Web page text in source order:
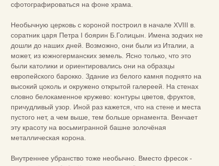
сфотографироваться на фоне храма.
Необычную церковь с короной построил в начале XVIII в.
соратник царя Петра I боярин Б.Голицын. Имена зодчих не
дошли до наших дней. Возможно, они были из Италии, а
может, из южногерманских земель. Ясно только, что это
были католики и ориентировались они на образцы
европейского барокко. Здание из белого камня поднято на
высокий цоколь и окружено открытой галереей. На стенах
словно белокаменное кружево: контуры цветов, фруктов,
причудливый узор. Иной раз кажется, что на стене и места
пустого нет, а чем выше, тем больше орнамента. Венчает
эту красоту на восьмигранной башне золочёная
металлическая корона.
Внутреннее убранство тоже необычно. Вместо фресок -